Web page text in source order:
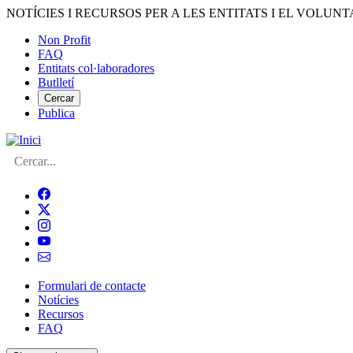
Vés
contingut
NOTÍCIES I RECURSOS PER A LES ENTITATS I EL
Menú
del
compte
d'usuari
Non Profit
FAQ
Entitats col·laboradores
Butlletí
Cercar
Publica
Cerca
Navegació
principal
de
Formulari de contacte
Notícies
Recursos
FAQ